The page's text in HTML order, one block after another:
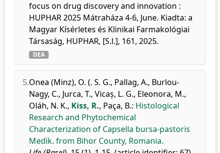
focus on drug discovery and innovation :
HUPHAR 2025 Mátraháza 4-6, June. Kiadta: a
Magyar Kísérletes és Klinikai Farmakológiai
Társaság, HUPHAR, [S.l.], 161, 2025.
DEA
5.Onea (Minz), O. (. S. G., Pallag, A., Burlou-
Nagy, C., Jurca, T., Vicaș, L. G., Eleonora, M.,
Oláh, N. K., Kiss, R., Paça, B.: Histological
Research and Phytochemical
Characterization of Capsella bursa-pastoris
Medik. from Bihor County, Romania.